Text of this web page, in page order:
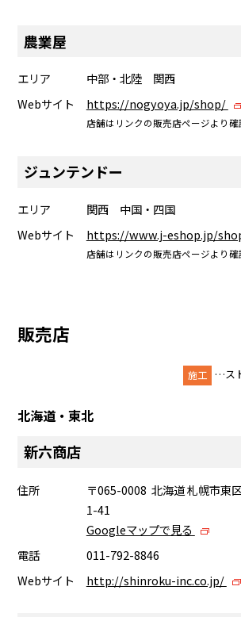
農業屋
エリア
中部・北陸 関西
Webサイト
https://nogyoya.jp/shop/
店舗はリンクの販売店ページより
ジュンテンドー
エリア
関西 中国・四国
Webサイト
https://www.j-eshop.jp/
店舗はリンクの販売店ページより
販売店
施工 …ス
北海道・東北
新六商店
住所
〒065-0008 北海道 札幌市東
1-41
Googleマップで見る
電話
011-792-8846
Webサイト
http://shinroku-inc.co.jp/